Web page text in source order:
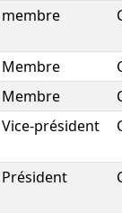
membre
Membre
Membre
Vice-président
Président